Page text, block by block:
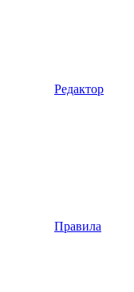
Редактор
Правила